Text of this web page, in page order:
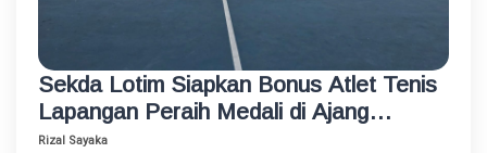
Sekda Lotim Siapkan Bonus Atlet Tenis
Lapangan Peraih Medali di Ajang
Porprov
Rizal Sayaka